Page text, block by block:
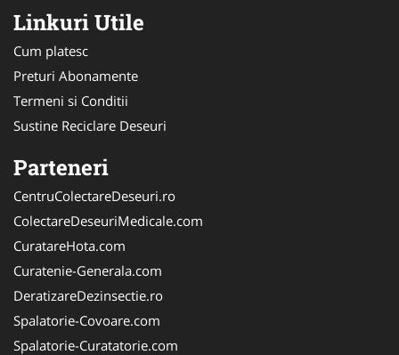
Linkuri Utile
Cum platesc
Preturi Abonamente
Termeni si Conditii
Sustine Reciclare Deseuri
Parteneri
CentruColectareDeseuri.ro
ColectareDeseuriMedicale.com
CuratareHota.com
Curatenie-Generala.com
DeratizareDezinsectie.ro
Spalatorie-Covoare.com
Spalatorie-Curatatorie.com